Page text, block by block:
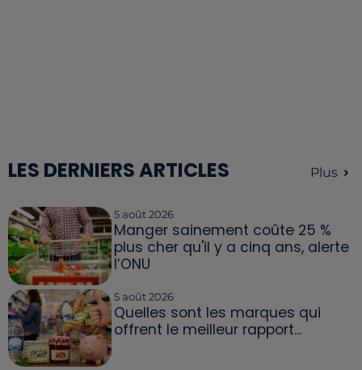
LES DERNIERS ARTICLES Plus
5 août 2026
Manger sainement coûte 25 %
plus cher qu'il y a cinq ans, alerte
l’ONU
5 août 2026
Quelles sont les marques qui
offrent le meilleur rapport...